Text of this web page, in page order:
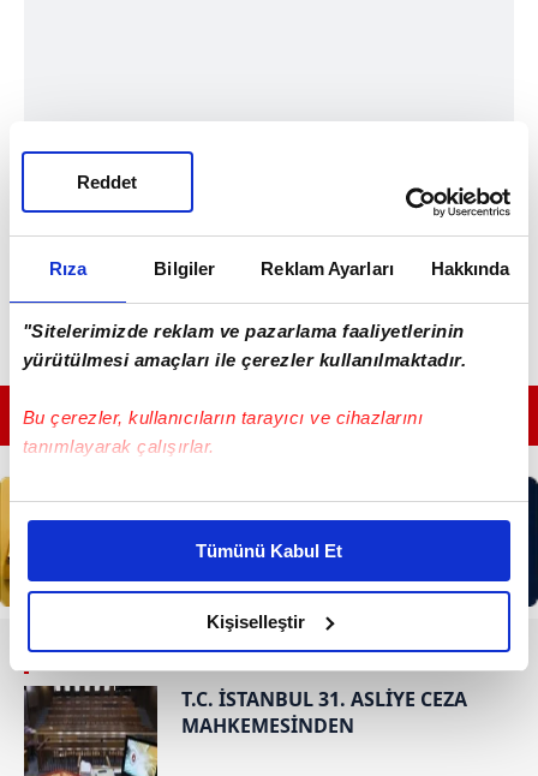
Rıza Bilgiler Reklam Ayarları Hakkında
"Sitelerimizde reklam ve pazarlama faaliyetlerinin
yürütülmesi amaçları ile çerezler kullanılmaktadır.
Bu çerezler, kullanıcıların tarayıcı ve cihazlarını
tanımlayarak çalışırlar.
Bu çerezlere izin vermeniz halinde sizlere özel
daha iyi reklam deneyimi yaşatabiliriz. Bunu yaparken
amacımızın size daha iyi bir reklam deneyimi sunmak
olduğunu ve sizlere en iyi içerikleri sunabilmek adına
elimizden gelen çabayı gösterdiğimizi ve bu noktada,
reklamların maliyetlerimizi karşılamak noktasında tek gelir
kalemimiz olduğunu sizlere hatırlatmak isteriz.
Her halükârda, kullanıcılar, bu çerezlere izin vermedikleri
Tümünü Kabul Et
Kişiselleştir
Reddet
GÜNÜN EN ÖNEMLİ MANŞETLERİ İÇİN TIKLAYIN
RESMİ İLANLAR
T.C. İSTANBUL 31. ASLİYE CEZA
MAHKEMESİNDEN